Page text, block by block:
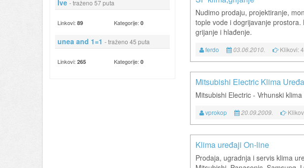
Ive - traženo 57 puta
Linkovi: 89 Kategorije: 0
unea and 1=1 - traženo 45 puta
Linkovi: 265 Kategorije: 0
Nudimo prodaju, projektiranje,
tople vode i dogrijavanje
grijanje i hlađenje.
ferdo 03.06.2010. Klikovi:
Mitsubishi Electric Klima
Mitsubishi Electric - Vrhunski
vprokop 20.09.2009.
Klima uređaji On-line
Prodaja, ugradnja i servis klima